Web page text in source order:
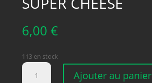
6,00 €
113 en stock
quantité
Ajouter au panier